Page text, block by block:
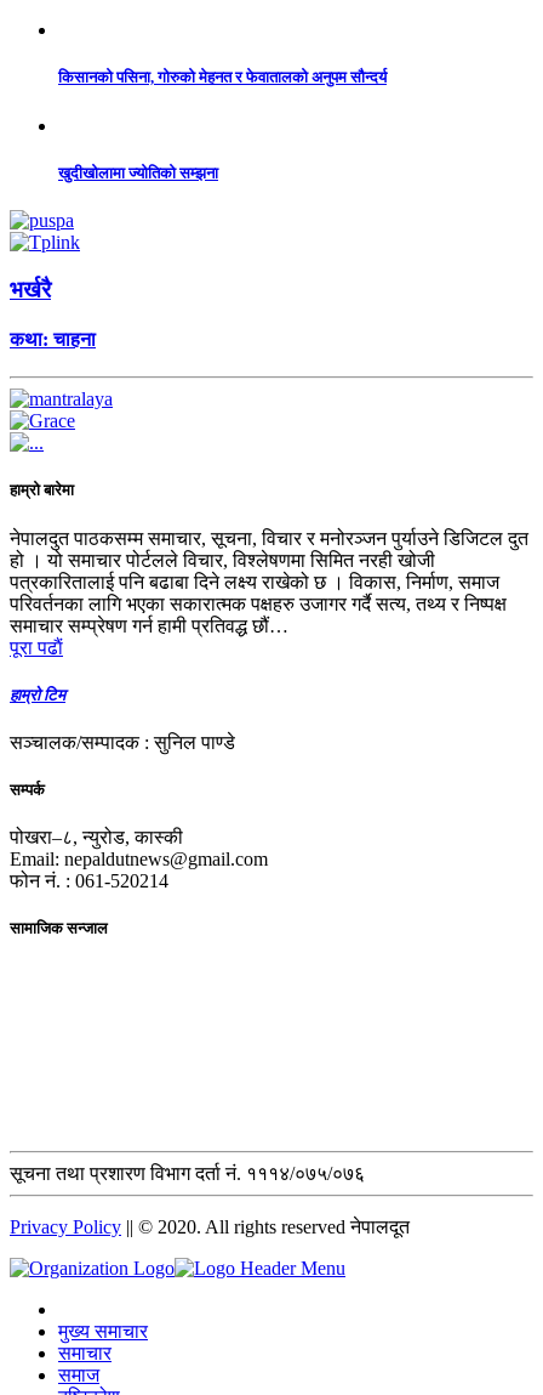
किसानको पसिना, गोरुको मेहनत र फेवातालको अनुपम सौन्दर्य
खुदीखोलामा ज्योतिको सम्झना
भर्खरै
कथा: चाहना
हाम्रो बारेमा
नेपालदुत पाठकसम्म समाचार, सूचना, विचार र मनोरञ्जन पुर्याउने डिजिटल दुत
हो । यो समाचार पोर्टलले विचार, विश्लेषणमा सिमित नरही खोजी
पत्रकारितालाई पनि बढाबा दिने लक्ष्य राखेको छ । विकास, निर्माण, समाज
परिवर्तनका लागि भएका सकारात्मक पक्षहरु उजागर गर्दै सत्य, तथ्य र निष्पक्ष
समाचार सम्प्रेषण गर्न हामी प्रतिवद्ध छौं…
पूरा पढाैं
हाम्रो टिम
सञ्चालक/सम्पादक : सुनिल पाण्डे
सम्पर्क
पोखरा–८, न्युरोड, कास्की
Email: nepaldutnews@gmail.com
फोन नं. : 061-520214
सामाजिक सन्जाल
सूचना तथा प्रशारण विभाग दर्ता नं. १११४/०७५/०७६
Privacy Policy || © 2020. All rights reserved नेपालदूत
मुख्य समाचार
समाचार
समाज